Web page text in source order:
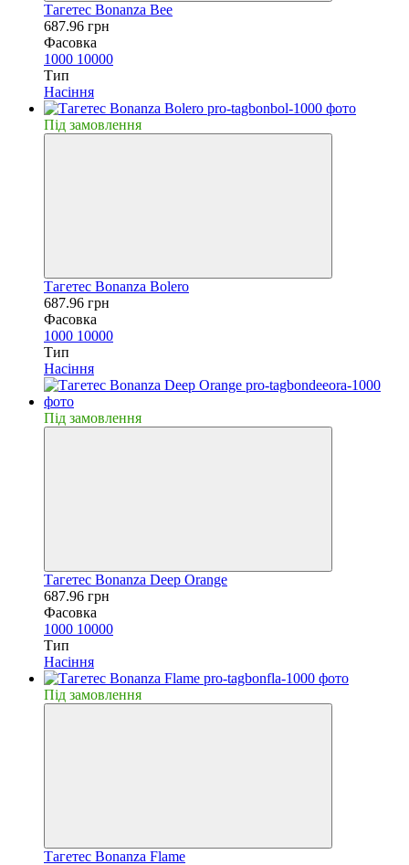
Тагетес Bonanza Bee
687.96 грн
Фасовка
1000 10000
Тип
Насiння
Пiд замовлення
Тагетес Bonanza Bolero
687.96 грн
Фасовка
1000 10000
Тип
Насiння
Пiд замовлення
Тагетес Bonanza Deep Orange
687.96 грн
Фасовка
1000 10000
Тип
Насiння
Пiд замовлення
Тагетес Bonanza Flame